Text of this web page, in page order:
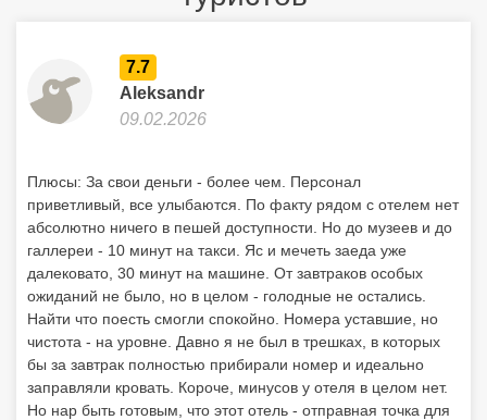
7.7
Aleksandr
09.02.2026
Плюсы: За свои деньги - более чем. Персонал
приветливый, все улыбаются. По факту рядом с отелем нет
абсолютно ничего в пешей доступности. Но до музеев и до
галлереи - 10 минут на такси. Яс и мечеть заеда уже
далековато, 30 минут на машине. От завтраков особых
ожиданий не было, но в целом - голодные не остались.
Найти что поесть смогли спокойно. Номера уставшие, но
чистота - на уровне. Давно я не был в трешках, в которых
бы за завтрак полностью прибирали номер и идеально
заправляли кровать. Короче, минусов у отеля в целом нет.
Но нар быть готовым, что этот отель - отправная точка для